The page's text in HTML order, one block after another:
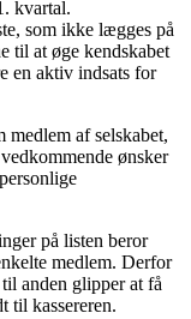
kvartal.
som ikke lægges på
til at øge kendskabet
en aktiv indsats for
medlem af selskabet,
ønsker
på listen beror
medlem. Derfor
anden glipper at få
til kassereren.